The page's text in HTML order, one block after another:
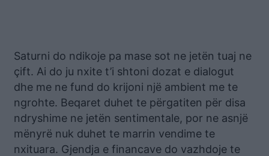
Saturni do ndikoje pa mase sot ne jetën tuaj ne
çift. Ai do ju nxite t’i shtoni dozat e dialogut
dhe me ne fund do krijoni një ambient me te
ngrohte. Beqaret duhet te përgatiten për disa
ndryshime ne jetën sentimentale, por ne asnjë
mënyrë nuk duhet te marrin vendime te
nxituara. Gjendja e financave do vazhdoje te